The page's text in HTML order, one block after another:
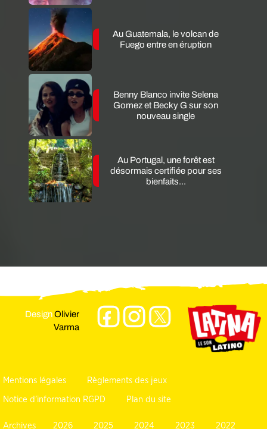
Au Guatemala, le volcan de
Fuego entre en éruption
Benny Blanco invite Selena
Gomez et Becky G sur son
nouveau single
Au Portugal, une forêt est
désormais certifiée pour ses
bienfaits...
DesignOlivier
Varma
Mentions légales Règlements des jeux
Notice d’information RGPD Plan du site
Archives 2026 2025 2024 2023 2022